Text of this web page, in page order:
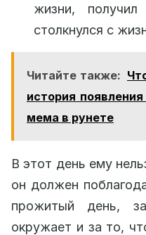
жизни,
столкнулся с
Читайте также:
история
мема в рунете
В этот день ему
он должен
прожитый день,
окружает и за то,